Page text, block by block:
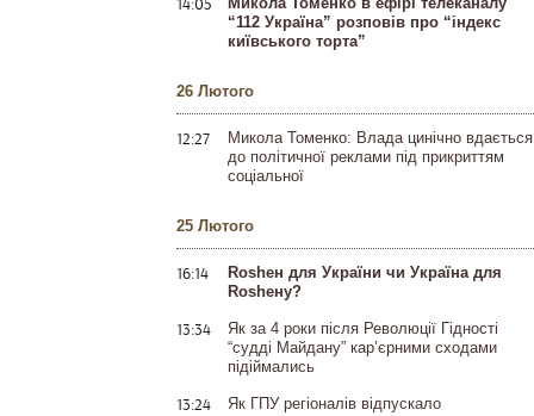
“112 Україна” розповів про “індекс
київського торта”
26 Лютого
12:27
Микола Томенко: Влада цинічно вдається
до політичної реклами під прикриттям
соціальної
25 Лютого
16:14
Rosheн для України чи Україна для
Rosheну?
13:34
Як за 4 роки після Революції Гідності
“судді Майдану” кар’єрними сходами
підіймались
13:24 Як ГПУ регіоналів відпускало